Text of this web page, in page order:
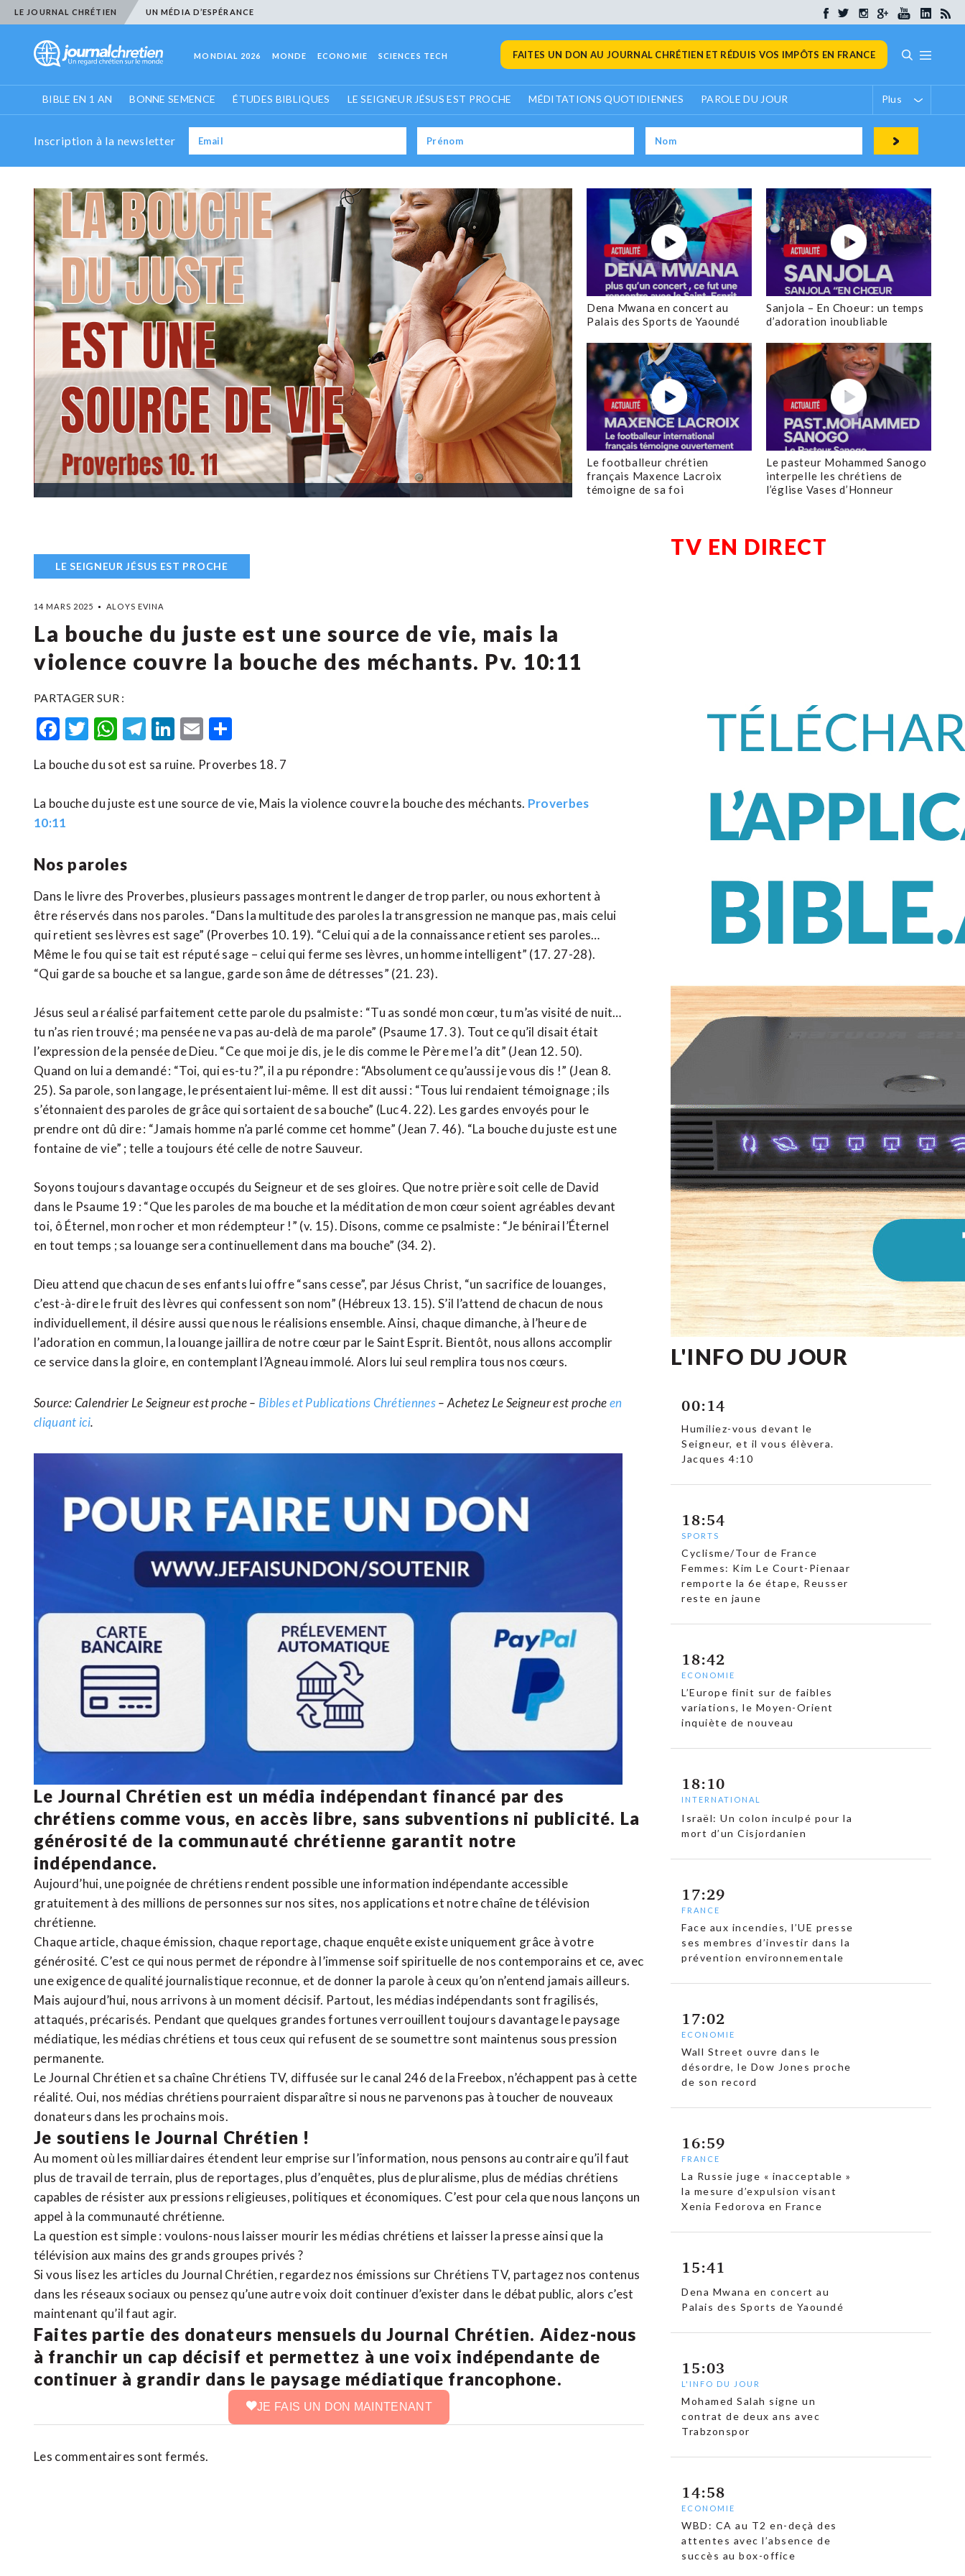
LE JOURNAL CHRÉTIEN UN MÉDIA D’ESPÉRANCE
MONDIAL 2026 MONDE ECONOMIE SCIENCES TECH FAITES UN DON AU JOURNAL CHRÉTIEN ET RÉDUIS VOS IMPÔTS EN FRANCE
BIBLE EN 1 AN BONNE SEMENCE ÉTUDES BIBLIQUES LE SEIGNEUR JÉSUS EST PROCHE MÉDITATIONS QUOTIDIENNES PAROLE DU JOUR Plus
Inscription à la newsletter
Dena Mwana en concert au
Palais des Sports de Yaoundé
Sanjola – En Choeur: un temps
d’adoration inoubliable
Le footballeur chrétien
français Maxence Lacroix
témoigne de sa foi
Le pasteur Mohammed Sanogo
interpelle les chrétiens de
l’église Vases d’Honneur
LE SEIGNEUR JÉSUS EST PROCHE
14 MARS 2025 ALOYS EVINA
La bouche du juste est une source de vie, mais la
violence couvre la bouche des méchants. Pv. 10:11
PARTAGER SUR :
Facebook
Twitter
WhatsApp
Telegram
LinkedIn
Email
La bouche du sot est sa ruine. Proverbes 18. 7
La bouche du juste est une source de vie, Mais la violence couvre la bouche des méchants. Proverbes
10:11
Nos paroles
Dans le livre des Proverbes, plusieurs passages montrent le danger de trop parler, ou nous exhortent à
être réservés dans nos paroles. “Dans la multitude des paroles la transgression ne manque pas, mais celui
qui retient ses lèvres est sage” (Proverbes 10. 19). “Celui qui a de la connaissance retient ses paroles…
Même le fou qui se tait est réputé sage – celui qui ferme ses lèvres, un homme intelligent” (17. 27-28).
“Qui garde sa bouche et sa langue, garde son âme de détresses” (21. 23).
Jésus seul a réalisé parfaitement cette parole du psalmiste : “Tu as sondé mon cœur, tu m’as visité de nuit…
tu n’as rien trouvé ; ma pensée ne va pas au-delà de ma parole” (Psaume 17. 3). Tout ce qu’il disait était
l’expression de la pensée de Dieu. “Ce que moi je dis, je le dis comme le Père me l’a dit” (Jean 12. 50).
Quand on lui a demandé : “Toi, qui es-tu ?”, il a pu répondre : “Absolument ce qu’aussi je vous dis !” (Jean 8.
25). Sa parole, son langage, le présentaient lui-même. Il est dit aussi : “Tous lui rendaient témoignage ; ils
s’étonnaient des paroles de grâce qui sortaient de sa bouche” (Luc 4. 22). Les gardes envoyés pour le
prendre ont dû dire : “Jamais homme n’a parlé comme cet homme” (Jean 7. 46). “La bouche du juste est une
fontaine de vie” ; telle a toujours été celle de notre Sauveur.
Soyons toujours davantage occupés du Seigneur et de ses gloires. Que notre prière soit celle de David
dans le Psaume 19 : “Que les paroles de ma bouche et la méditation de mon cœur soient agréables devant
toi, ô Éternel, mon rocher et mon rédempteur !” (v. 15). Disons, comme ce psalmiste : “Je bénirai l’Éternel
en tout temps ; sa louange sera continuellement dans ma bouche” (34. 2).
Dieu attend que chacun de ses enfants lui offre “sans cesse”, par Jésus Christ, “un sacrifice de louanges,
c’est-à-dire le fruit des lèvres qui confessent son nom” (Hébreux 13. 15). S’il l’attend de chacun de nous
individuellement, il désire aussi que nous le réalisions ensemble. Ainsi, chaque dimanche, à l’heure de
l’adoration en commun, la louange jaillira de notre cœur par le Saint Esprit. Bientôt, nous allons accomplir
ce service dans la gloire, en contemplant l’Agneau immolé. Alors lui seul remplira tous nos cœurs.
Source: Calendrier Le Seigneur est proche – Bibles et Publications Chrétiennes– Achetez Le Seigneur est procheen
cliquant ici.
Le Journal Chrétien est un média indépendant financé par des
chrétiens comme vous, en accès libre, sans subventions ni publicité. La
générosité de la communauté chrétienne garantit notre
indépendance.
Aujourd’hui, une poignée de chrétiens rendent possible une information indépendante accessible
gratuitement à des millions de personnes sur nos sites, nos applications et notrechaîne de télévision
chrétienne.
Chaque article, chaque émission, chaque reportage, chaque enquête existe uniquement grâce à votre
générosité. C’est ce qui nous permet de répondre à l’immense soif spirituelle de nos contemporains et ce, avec
une exigence de qualité journalistique reconnue, et de donner la parole à ceux qu’on n’entend jamais ailleurs.
Mais aujourd’hui, nous arrivons à un moment décisif. Partout, les médias indépendants sont fragilisés,
attaqués, précarisés. Pendant que quelques grandes fortunes verrouillent toujours davantage le paysage
médiatique, les médias chrétiens et tous ceux qui refusent de se soumettre sont maintenus sous pression
permanente.
Le Journal Chrétien et sa chaîne Chrétiens TV, diffusée sur le canal 246 de la Freebox, n’échappent pas à cette
réalité. Oui, nos médias chrétiens pourraient disparaître si nous ne parvenons pas à toucher de nouveaux
donateurs dans les prochains mois.
Je soutiens le Journal Chrétien !
Au moment où les milliardaires étendent leur emprise sur l’information, nous pensons au contraire qu’il faut
plus de travail de terrain, plus de reportages, plus d’enquêtes, plus de pluralisme, plus de médias chrétiens
capables de résister aux pressions religieuses, politiques et économiques. C’est pour cela que nous lançons un
appel à la communauté chrétienne.
La question est simple : voulons-nous laisser mourir les médias chrétiens et laisser la presse ainsi que la
télévision aux mains des grands groupes privés ?
Si vous lisez les articles du Journal Chrétien, regardez nos émissions sur Chrétiens TV, partagez nos contenus
dans les réseaux sociaux ou pensez qu’une autre voix doit continuer d’exister dans le débat public, alors c’est
maintenant qu’il faut agir.
Faites partie des donateurs mensuels du Journal Chrétien. Aidez-nous
à franchir un cap décisif et permettez à une voix indépendante de
continuer à grandir dans le paysage médiatique francophone.
JE FAIS UN DON MAINTENANT
Les commentaires sont fermés.
TV EN DIRECT
L'INFO DU JOUR
00:14
Humiliez-vous devant le
Seigneur, et il vous élèvera.
Jacques 4:10
18:54
SPORTS
Cyclisme/Tour de France
Femmes: Kim Le Court-Pienaar
remporte la 6e étape, Reusser
reste en jaune
18:42
ECONOMIE
L’Europe finit sur de faibles
variations, le Moyen-Orient
inquiète de nouveau
18:10
INTERNATIONAL
Israël: Un colon inculpé pour la
mort d’un Cisjordanien
17:29
FRANCE
Face aux incendies, l’UE presse
ses membres d’investir dans la
prévention environnementale
17:02
ECONOMIE
Wall Street ouvre dans le
désordre, le Dow Jones proche
de son record
16:59
FRANCE
La Russie juge « inacceptable »
la mesure d’expulsion visant
Xenia Fedorova en France
15:41
Dena Mwana en concert au
Palais des Sports de Yaoundé
15:03
L'INFO DU JOUR
Mohamed Salah signe un
contrat de deux ans avec
Trabzonspor
14:58
ECONOMIE
WBD: CA au T2 en-deçà des
attentes avec l’absence de
succès au box-office